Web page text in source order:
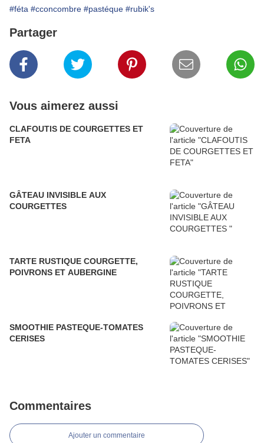
#féta #cconcombre #pastéque #rubik's
Partager
Vous aimerez aussi
CLAFOUTIS DE COURGETTES ET
FETA
GÂTEAU INVISIBLE AUX
COURGETTES
TARTE RUSTIQUE COURGETTE,
POIVRONS ET AUBERGINE
SMOOTHIE PASTEQUE-TOMATES
CERISES
Commentaires
Ajouter un commentaire